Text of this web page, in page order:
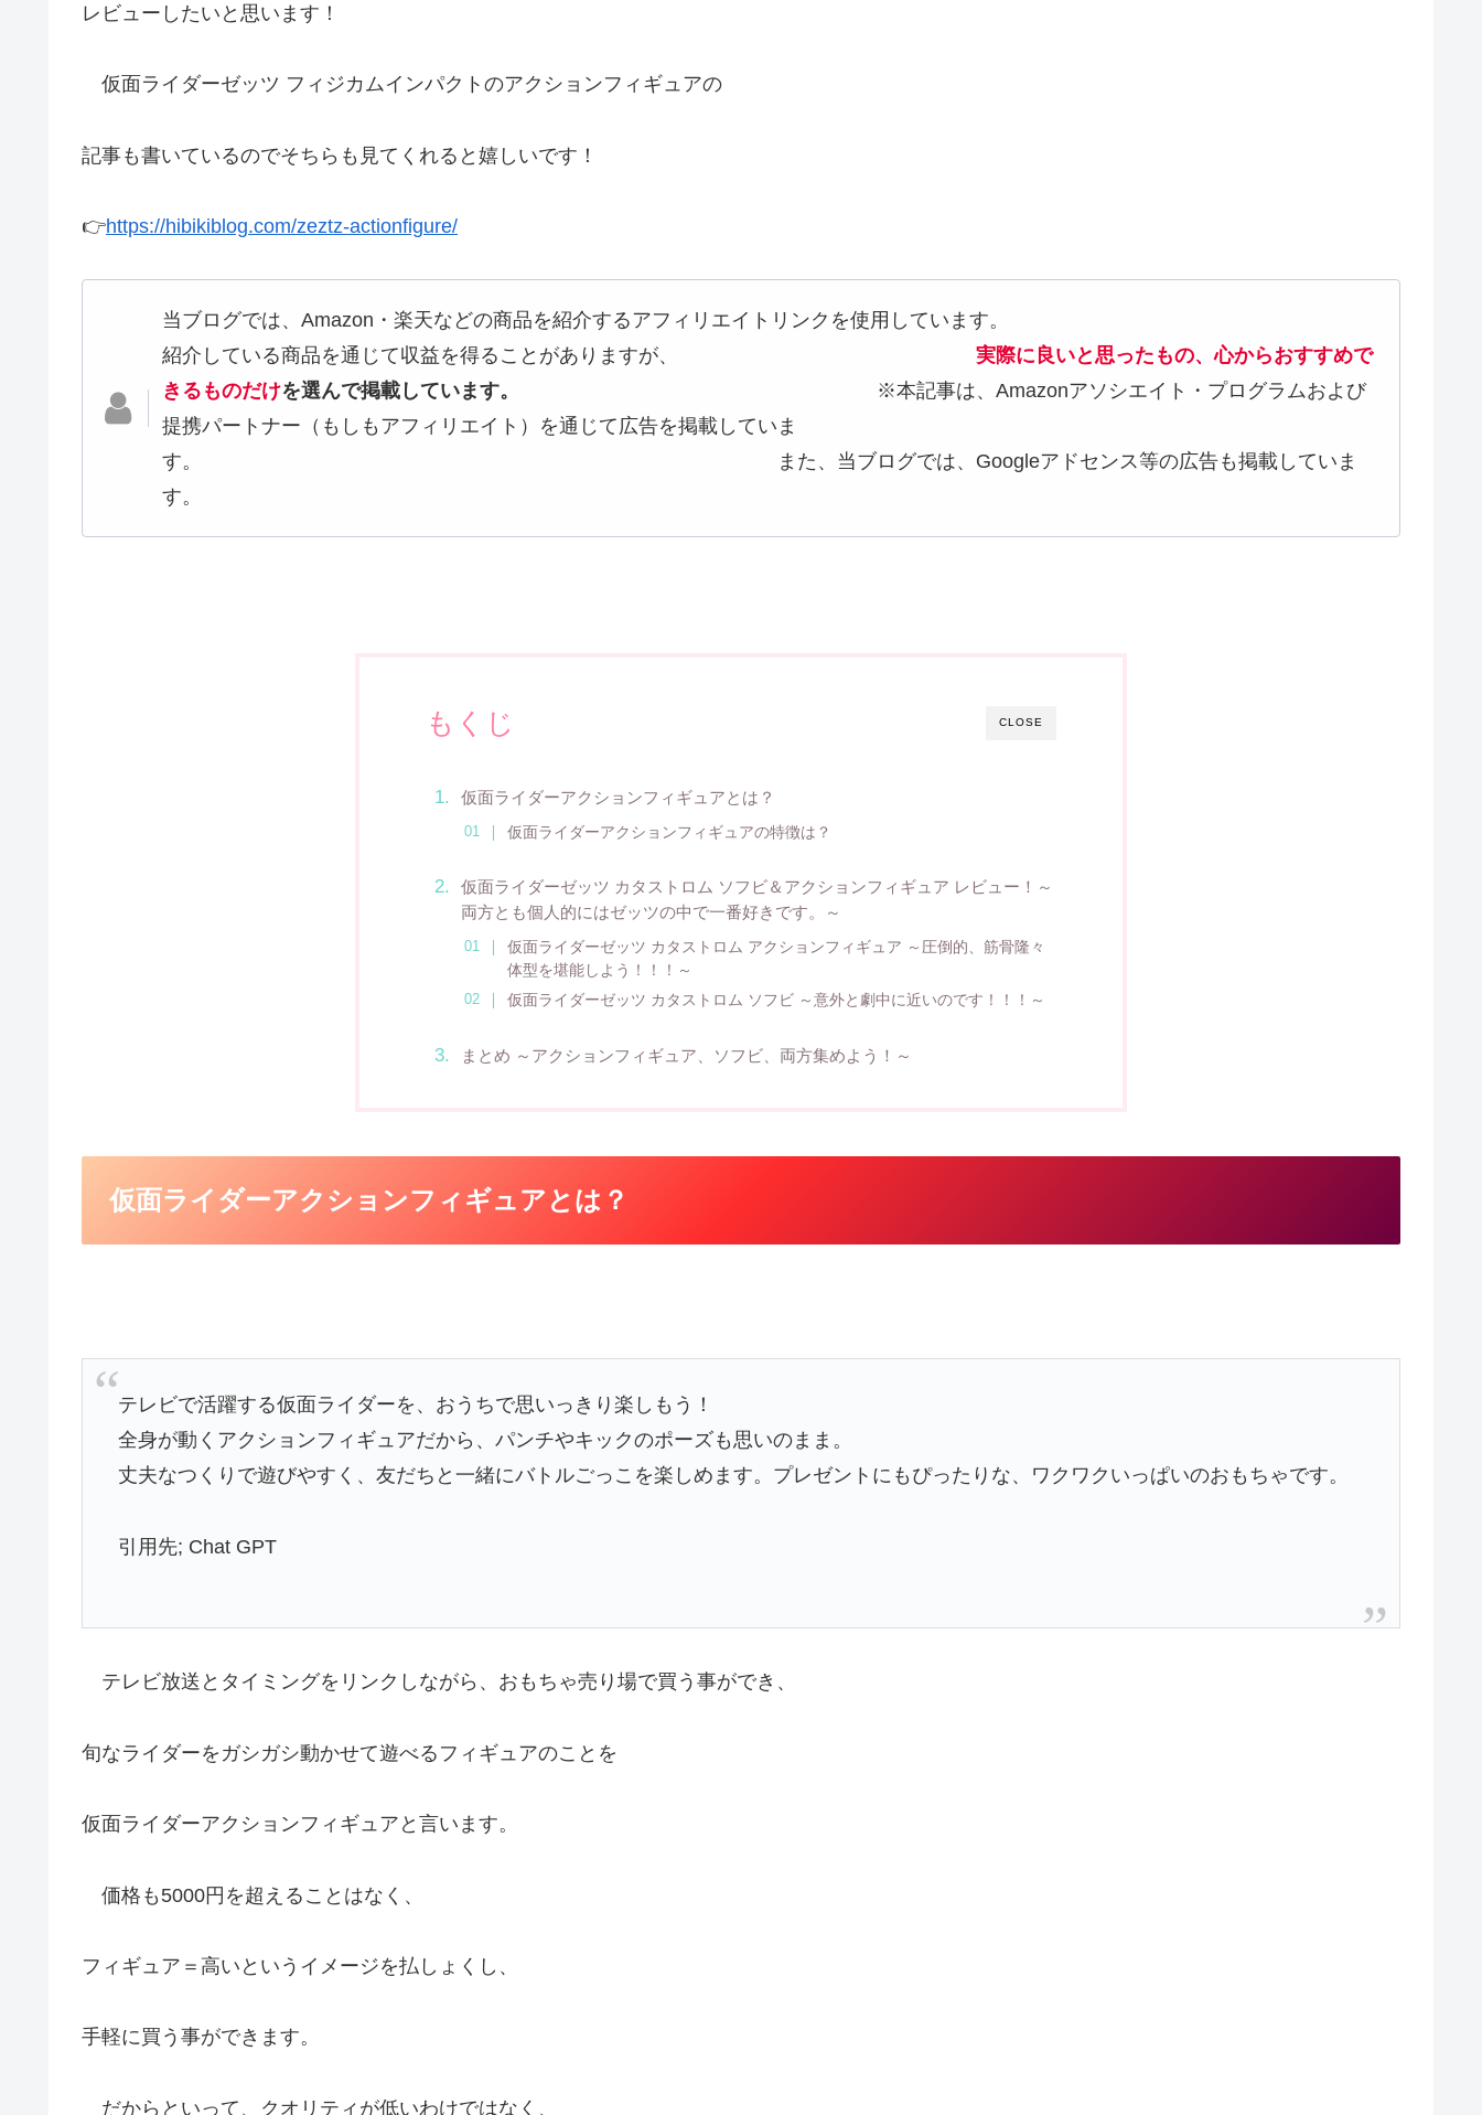
レビューしたいと思います！
仮面ライダーゼッツ フィジカムインパクトのアクションフィギュアの
記事も書いているのでそちらも見てくれると嬉しいです！
👉https://hibikiblog.com/zeztz-actionfigure/
当ブログでは、Amazon・楽天などの商品を紹介するアフィリエイトリンクを使用しています。
紹介している商品を通じて収益を得ることがありますが、 実際に良いと思ったもの、心からおすすめで
きるものだけを選んで掲載しています。
※本記事は、Amazonアソシエイト・プログラムおよび
提携パートナー（もしもアフィリエイト）を通じて広告を掲載していま
す。 また、当ブログでは、Googleアドセンス等の広告も掲載していま
す。
CLOSE
もくじ
仮面ライダーアクションフィギュアとは？
仮面ライダーアクションフィギュアの特徴は？
仮面ライダーゼッツ カタストロム ソフビ＆アクションフィギュア レビュー！～
両方とも個人的にはゼッツの中で一番好きです。～
仮面ライダーゼッツ カタストロム アクションフィギュア ～圧倒的、筋骨隆々
体型を堪能しよう！！！～
仮面ライダーゼッツ カタストロム ソフビ ～意外と劇中に近いのです！！！～
まとめ ～アクションフィギュア、ソフビ、両方集めよう！～
仮面ライダーアクションフィギュアとは？
テレビで活躍する仮面ライダーを、おうちで思いっきり楽しもう！
全身が動くアクションフィギュアだから、パンチやキックのポーズも思いのまま。
丈夫なつくりで遊びやすく、友だちと一緒にバトルごっこを楽しめます。プレゼントにもぴったりな、ワクワクいっぱいのおもちゃです。
引用先; Chat GPT
テレビ放送とタイミングをリンクしながら、おもちゃ売り場で買う事ができ、
旬なライダーをガシガシ動かせて遊べるフィギュアのことを
仮面ライダーアクションフィギュアと言います。
価格も5000円を超えることはなく、
フィギュア＝高いというイメージを払しょくし、
手軽に買う事ができます。
だからといって、クオリティが低いわけではなく、